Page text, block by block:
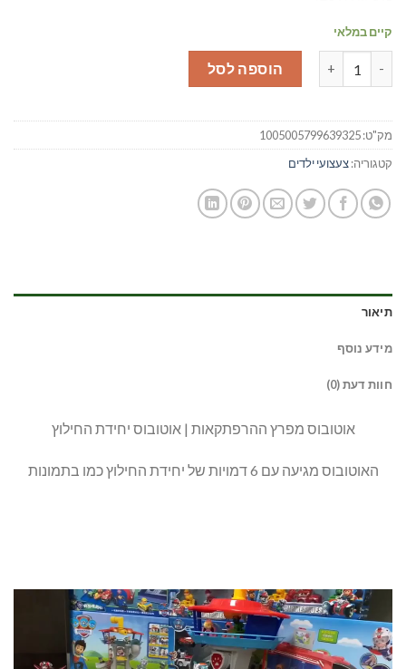
קיים במלאי
כמות של אוטובוס יחידת החילוץ
הוספה לסל
מק"ט:1005005799639325
קטגוריה:צעצועי ילדים
תיאור
מידע נוסף
חוות דעת (0)
אוטובוס מפרץ ההרפתקאות | אוטובוס יחידת החילוץ
האוטובוס מגיעה עם 6 דמויות של יחידת החילוץ כמו בתמונות